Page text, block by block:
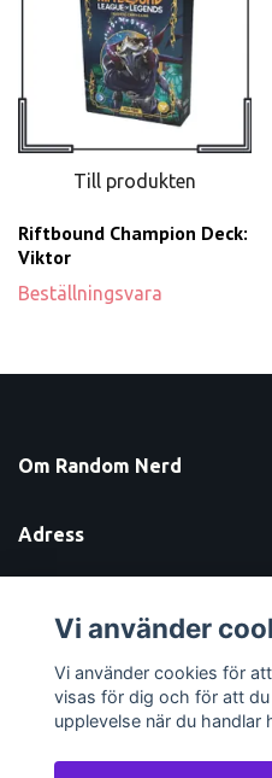
Till produkten
Riftbound Champion Deck:
Viktor
Beställningsvara
Om Random Nerd
Adress
Sociala medier
Vi använder
Vi använder cookies för
visas för dig och för att
upplevelse när du handlar